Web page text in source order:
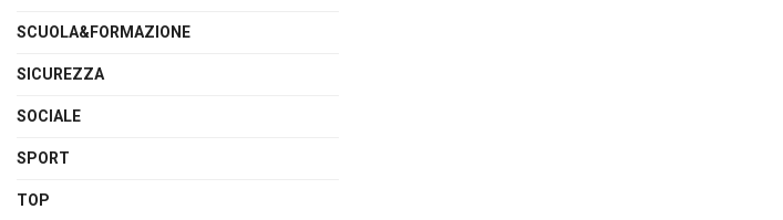
SCUOLA&FORMAZIONE
SICUREZZA
SOCIALE
SPORT
TOP